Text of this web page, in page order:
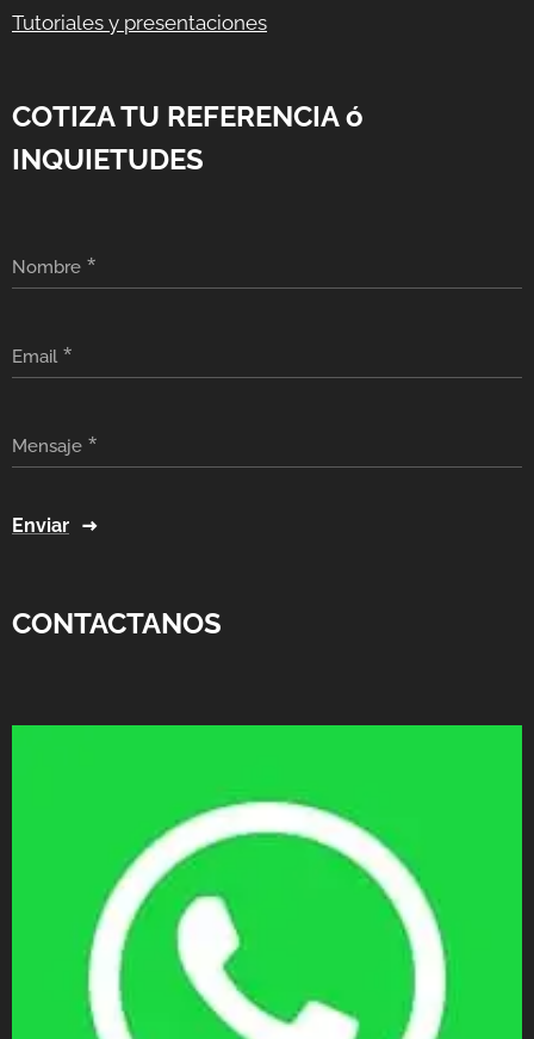
Tutoriales y presentaciones
COTIZA TU REFERENCIA ó
INQUIETUDES
Nombre
Email
Mensaje
Enviar
CONTACTANOS